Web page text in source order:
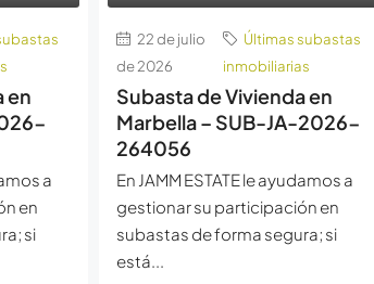
en
a
en
si
22 de julio
de 2026
Últimas subastas
inmobiliarias
Subasta de Vivienda en
Marbella – SUB-JA-2026-
264056
En JAMM ESTATE le ayudamos a
gestionar su participación en
subastas de forma segura; si
está...